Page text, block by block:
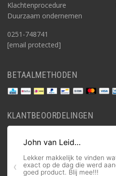
Klachtenprocedure
Duurzaam ondernemen
0251-748741
[email protected]
BETAALMETHODEN
KLANTBEOORDELINGEN